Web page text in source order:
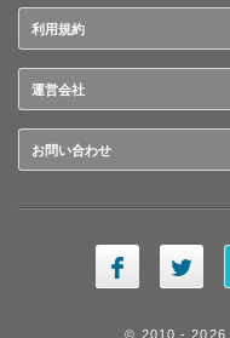
利用規約
運営会社
お問い合わせ
© 2010 -